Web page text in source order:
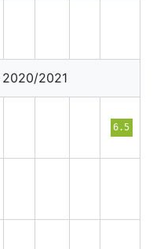
2020/2021
6.5